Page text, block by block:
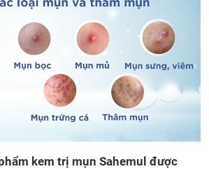
kem trị mụn Sahemul được